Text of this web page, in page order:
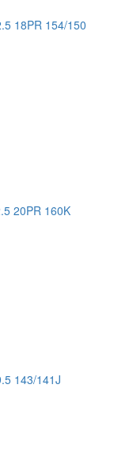
18PR 154/150
20PR 160K
143/141J